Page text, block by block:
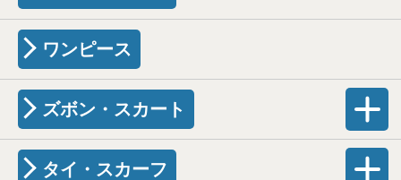
ワンピース
ズボン・スカート
タイ・スカーフ